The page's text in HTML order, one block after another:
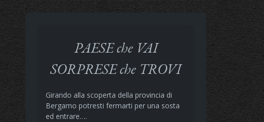
PAESE che VAI
SORPRESE che TROVI
Girando alla scoperta della provincia di
Bergamo potresti fermarti per una sosta
ed entrare….